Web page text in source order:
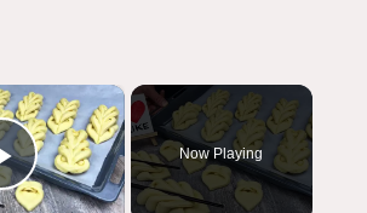
×
Play Video
Now Playing